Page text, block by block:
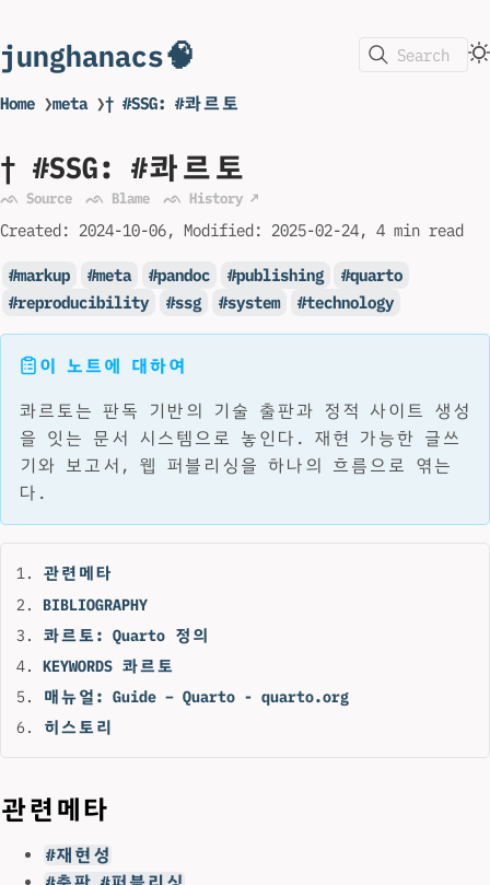
junghanacs🧠 Search
Home ❯meta ❯† #SSG: #콰르토
† #SSG: #콰르토
ᨒ Source ᨒ Blame ᨒ History ↗
Created: 2024-10-06 Modified: 2025-02-24 4 min read
markup meta pandoc publishing
quarto
reproducibility
ssg system technology
이 노트에 대하여
콰르토는 판독 기반의 기술 출판과 정적 사이트 생성
을 잇는 문서 시스템으로 놓인다. 재현 가능한 글쓰
기와 보고서, 웹 퍼블리싱을 하나의 흐름으로 엮는
다.
관련메타
BIBLIOGRAPHY
콰르토: Quarto 정의
KEYWORDS 콰르토
매뉴얼: Guide – Quarto - quarto.org
히스토리
관련메타
#재현성